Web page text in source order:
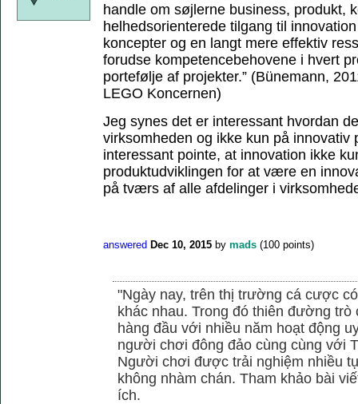
handle om søjlerne business, produkt,
helhedsorienterede tilgang til
koncepter og en langt mere effektiv
forudse kompetencebehovene i hvert
portefølje af projekter.” (Bünemann,
LEGO Koncernen)
Jeg synes det er interessant hvordan
virksomheden og ikke kun på innovativ
interessant pointe, at innovation ikke
produktudviklingen for at være en
på tværs af alle afdelinger i
answered Dec 10, 2015 by mads (100 points)
"Ngày nay, trên thị trường cá cược
khác nhau. Trong đó thiên đường
hàng đầu với nhiều năm hoạt động
người chơi đông đảo cùng cùng với
Người chơi được trải nghiệm nhiều
không nhàm chán. Tham khảo bài
ích.